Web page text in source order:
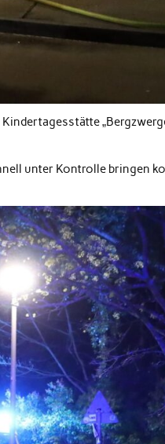
unter Kontrolle bringen